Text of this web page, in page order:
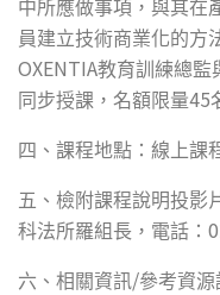
中所應做事項，與其在
員建立技術商業化的方
OXENTIA教育訓練總監
同步授課，名額限量45
四、課程地點：線上課
五、檢附課程說明投影
科法所羅組長，電話：
六、相關資訊/參考資源